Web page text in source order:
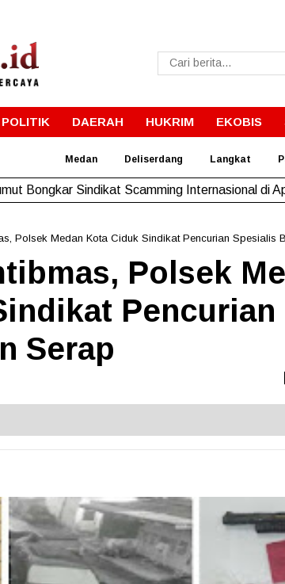
POLITIK DAERAH HUKRIM EKOBIS
Medan Deliserdang Langkat
Bongkar Sindikat Scamming Internasional di
Polsek Medan Kota Ciduk Sindikat Pencurian Spesialis
Polsek
Pencurian
Serap